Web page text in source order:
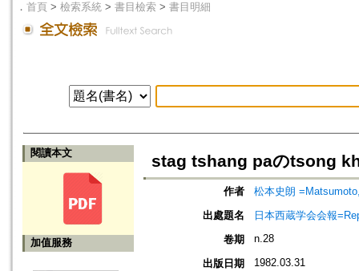
． 首頁 > 檢索系統 > 書目檢索 > 書目明細
閱讀本文
加值服務
stag tshang paのtsong
作者
松本史朗
出處題名
日本西蔵学会会報
卷期
n.28
出版日期 1982.03.31